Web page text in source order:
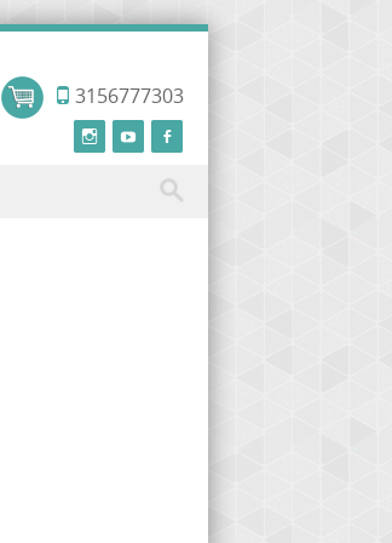
3156777303